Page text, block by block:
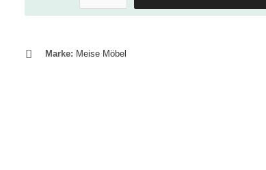
Marke: Meise Möbel